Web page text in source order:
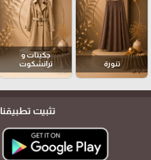
تنورة
جكيتات و
ترانشكوت
تثبيت تطبيقنا